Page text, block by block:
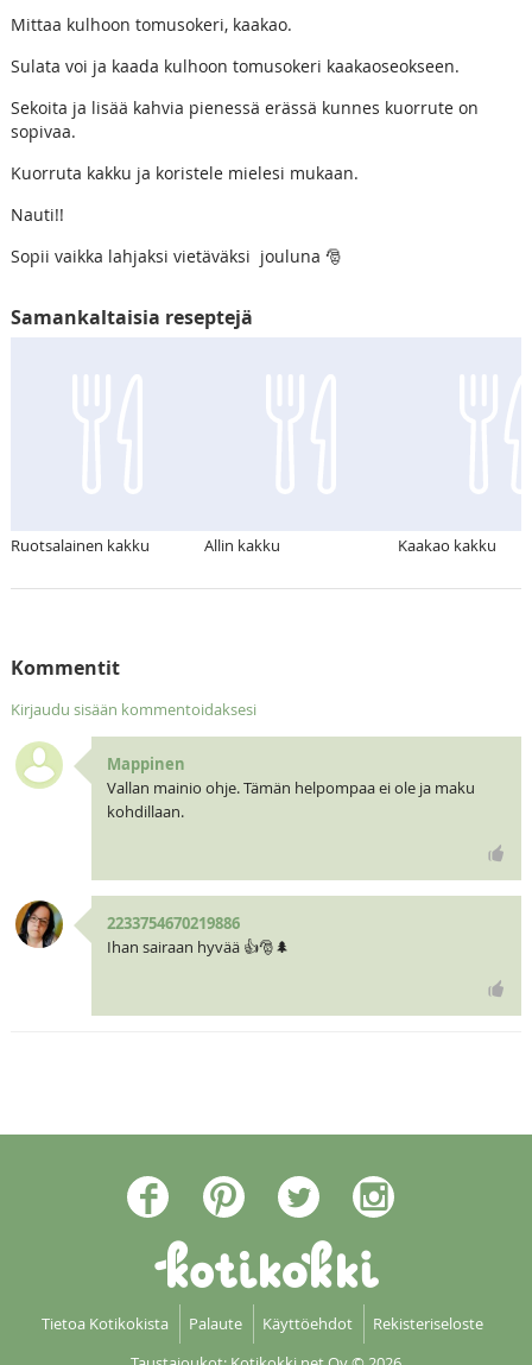
Mittaa kulhoon tomusokeri, kaakao.
Sulata voi ja kaada kulhoon tomusokeri kaakaoseokseen.
Sekoita ja lisää kahvia pienessä erässä kunnes kuorrute on
sopivaa.
Kuorruta kakku ja koristele mielesi mukaan.
Nauti!!
Sopii vaikka lahjaksi vietäväksi jouluna 🎅
Samankaltaisia reseptejä
Ruotsalainen kakku Allin kakku Kaakao kakku
Kommentit
Kirjaudu sisään kommentoidaksesi
Mappinen
Vallan mainio ohje. Tämän helpompaa ei ole ja maku
kohdillaan.
2233754670219886
Ihan sairaan hyvää 👍🎅🌲
Tietoa Kotikokista Palaute Käyttöehdot
Rekisteriseloste